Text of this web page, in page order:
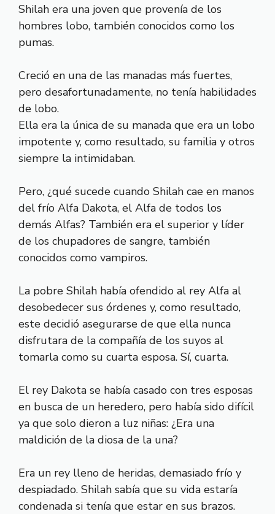
Shilah era una joven que provenía de los
hombres lobo, también conocidos como los
pumas.
Creció en una de las manadas más fuertes,
pero desafortunadamente, no tenía habilidades
de lobo.
Ella era la única de su manada que era un lobo
impotente y, como resultado, su familia y otros
siempre la intimidaban.
Pero, ¿qué sucede cuando Shilah cae en manos
del frío Alfa Dakota, el Alfa de todos los
demás Alfas? También era el superior y líder
de los chupadores de sangre, también
conocidos como vampiros.
La pobre Shilah había ofendido al rey Alfa al
desobedecer sus órdenes y, como resultado,
este decidió asegurarse de que ella nunca
disfrutara de la compañía de los suyos al
tomarla como su cuarta esposa. Sí, cuarta.
El rey Dakota se había casado con tres esposas
en busca de un heredero, pero había sido difícil
ya que solo dieron a luz niñas: ¿Era una
maldición de la diosa de la una?
Era un rey lleno de heridas, demasiado frío y
despiadado. Shilah sabía que su vida estaría
condenada si tenía que estar en sus brazos.